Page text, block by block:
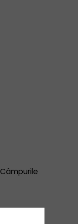
Câmpurile